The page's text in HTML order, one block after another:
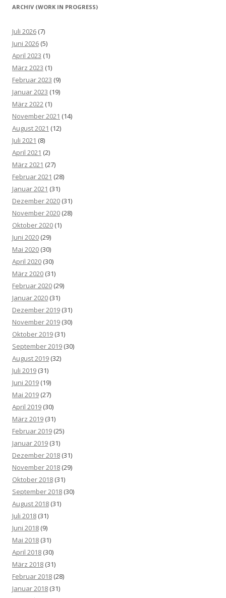
ARCHIV (WORK IN PROGRESS)
Juli 2026 (7)
Juni 2026 (5)
April 2023 (1)
März 2023 (1)
Februar 2023 (9)
Januar 2023 (19)
März 2022 (1)
November 2021 (14)
August 2021 (12)
Juli 2021 (8)
April 2021 (2)
März 2021 (27)
Februar 2021 (28)
Januar 2021 (31)
Dezember 2020 (31)
November 2020 (28)
Oktober 2020 (1)
Juni 2020 (29)
Mai 2020 (30)
April 2020 (30)
März 2020 (31)
Februar 2020 (29)
Januar 2020 (31)
Dezember 2019 (31)
November 2019 (30)
Oktober 2019 (31)
September 2019 (30)
August 2019 (32)
Juli 2019 (31)
Juni 2019 (19)
Mai 2019 (27)
April 2019 (30)
März 2019 (31)
Februar 2019 (25)
Januar 2019 (31)
Dezember 2018 (31)
November 2018 (29)
Oktober 2018 (31)
September 2018 (30)
August 2018 (31)
Juli 2018 (31)
Juni 2018 (9)
Mai 2018 (31)
April 2018 (30)
März 2018 (31)
Februar 2018 (28)
Januar 2018 (31)